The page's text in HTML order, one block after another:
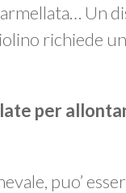
Un
richiede
per
puo’